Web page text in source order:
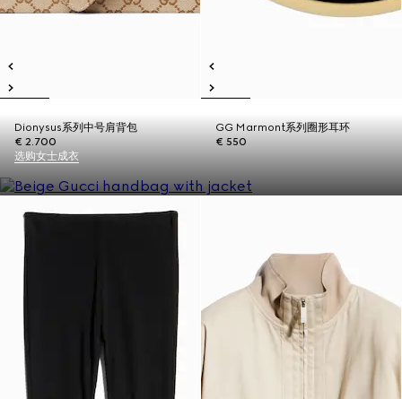
Dionysus系列中号肩背包
€ 2.700
GG Marmont系列圈形耳环
€ 550
选购女士成衣